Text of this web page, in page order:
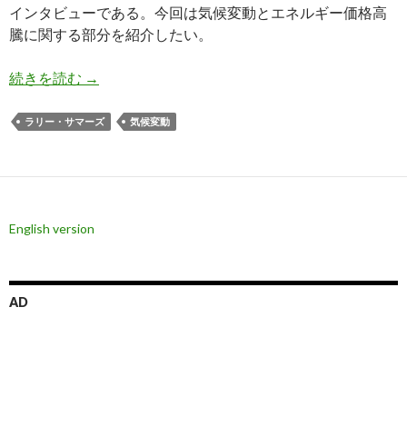
インタビューである。今回は気候変動とエネルギー価格高
騰に関する部分を紹介したい。
続きを読む サマーズ氏: エネルギー価格を高騰させる脱炭素
→
ラリー・サマーズ 気候変動
English version
AD